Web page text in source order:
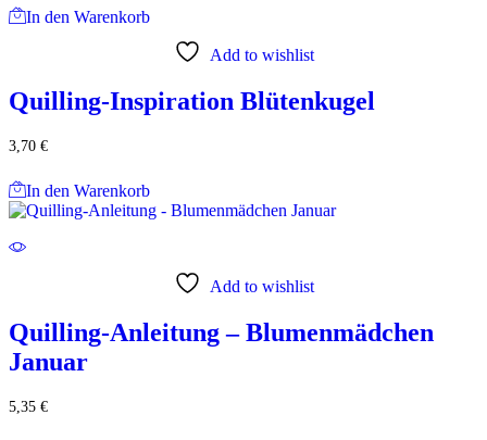
In den Warenkorb
Add to wishlist
Quilling-Inspiration Blütenkugel
3,70 €
In den Warenkorb
Add to wishlist
Quilling-Anleitung – Blumenmädchen
Januar
5,35 €